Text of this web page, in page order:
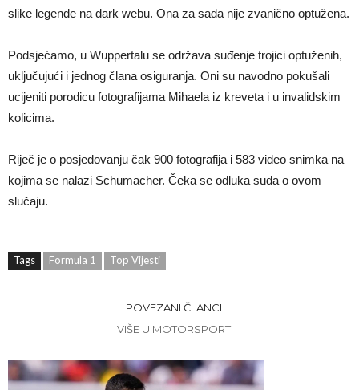
slike legende na dark webu. Ona za sada nije zvanično optužena.
Podsjećamo, u Wuppertalu se održava suđenje trojici optuženih,
uključujući i jednog člana osiguranja. Oni su navodno pokušali
ucijeniti porodicu fotografijama Mihaela iz kreveta i u invalidskim
kolicima.
Riječ je o posjedovanju čak 900 fotografija i 583 video snimka na
kojima se nalazi Schumacher. Čeka se odluka suda o ovom
slučaju.
Tags Formula 1 Top Vijesti
POVEZANI ČLANCI
VIŠE U MOTORSPORT